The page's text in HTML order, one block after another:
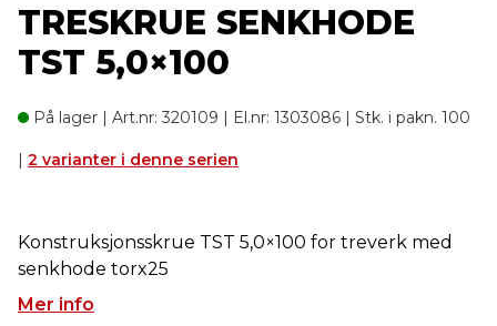
TRESKRUE SENKHODE
TST 5,0×100
På lager | Art.nr: 320109 | El.nr: 1303086 | Stk. i pakn. 100
| 2 varianter i denne serien
Konstruksjonsskrue TST 5,0×100 for treverk med
senkhode torx25
Mer info